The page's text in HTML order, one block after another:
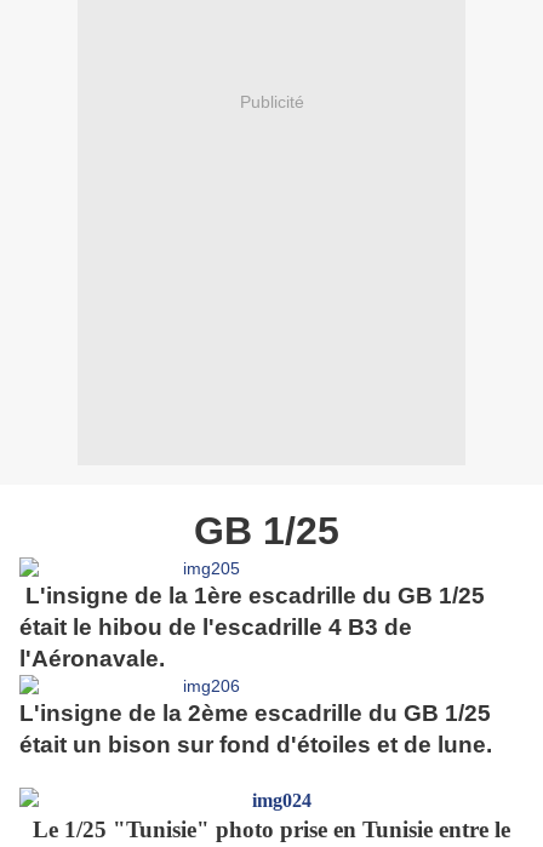
Publicité
GB 1/25
L'insigne de la 1ère escadrille du GB 1/25
était le hibou de l'escadrille 4 B3 de
l'Aéronavale.
L'insigne de la 2ème escadrille du GB 1/25
était un bison sur fond d'étoiles et de lune.
Le 1/25 "Tunisie" photo prise en Tunisie entre le